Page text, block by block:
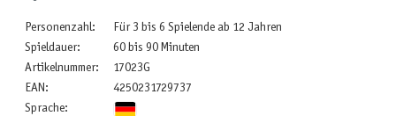
Personenzahl:
Für 3 bis 6 Spielende ab 12 Jahren
Spieldauer:
60 bis 90 Minuten
Artikelnummer:
17023G
EAN:
4250231729737
Sprache: